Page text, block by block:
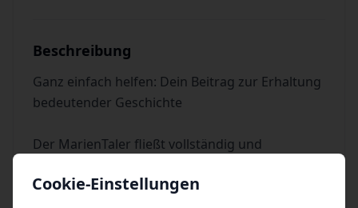
Beschreibung
Ganz einfach helfen: Dein Beitrag zur Erhaltung
bedeutender Geschichte
Der MarienTaler fließt vollständig und
Kirche und ihrer Kunstschätze.
Cookie-Einstellungen